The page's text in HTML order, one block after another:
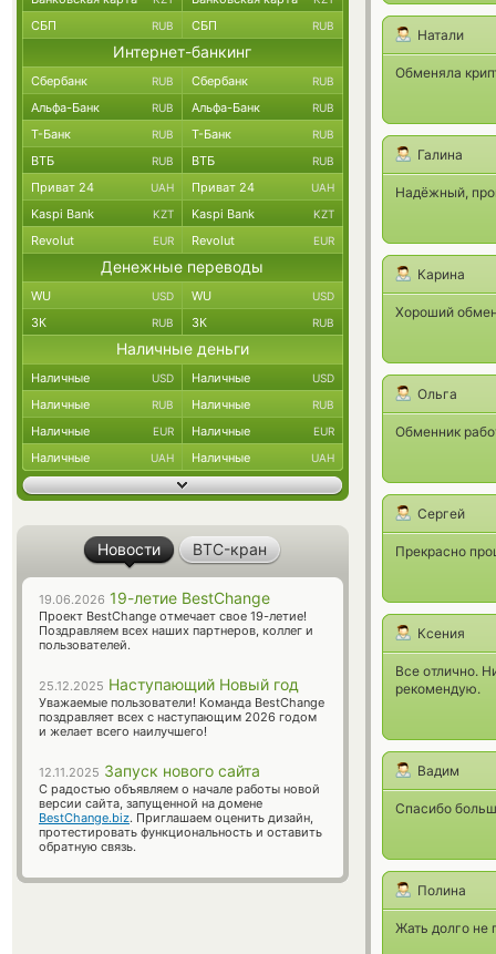
Натали
Обменяла
Галина
Надёжный,
Карина
Хороший
Ольга
Обменник
Сергей
Прекрасно
Ксения
Все отлично.
рекомендую.
Вадим
Спасибо
Полина
Жать долго не
СБП RUB СБП RUB
Интернет-банкинг
Сбербанк RUB Сбербанк RUB
Альфа-Банк RUB Альфа-Банк RUB
Т-Банк RUB Т-Банк RUB
ВТБ RUB ВТБ RUB
Приват 24 UAH Приват 24 UAH
Kaspi Bank KZT Kaspi Bank KZT
Revolut EUR Revolut EUR
Денежные переводы
WU USD WU USD
ЗК RUB ЗК RUB
Наличные деньги
Наличные USD Наличные USD
Наличные RUB Наличные RUB
Наличные EUR Наличные EUR
Наличные UAH Наличные UAH
Новости BTC-кран
19.06.2026 19-летие BestChange
Проект BestChange отмечает свое 19-летие!
Поздравляем всех наших партнеров, коллег и
пользователей.
25.12.2025 Наступающий Новый год
Уважаемые пользователи! Команда BestChange
поздравляет всех с наступающим 2026 годом
и желает всего наилучшего!
12.11.2025 Запуск нового сайта
С радостью объявляем о начале работы новой
версии сайта, запущенной на домене
BestChange.biz. Приглашаем оценить дизайн,
протестировать функциональность и оставить
обратную связь.